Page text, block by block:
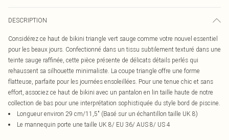
DESCRIPTION
Considérez ce haut de bikini triangle vert sauge comme votre nouvel essentiel
pour les beaux jours. Confectionné dans un tissu subtilement texturé dans une
teinte sauge raffinée, cette pièce présente de délicats détails perlés qui
rehaussent sa silhouette minimaliste. La coupe triangle offre une forme
flatteuse, parfaite pour les journées ensoleillées. Pour une tenue chic et sans
effort, associez ce haut de bikini avec un pantalon en lin taille haute de notre
collection de bas pour une interprétation sophistiquée du style bord de piscine.
Longueur environ 29 cm/11,5" (Basé sur un échantillon taille UK 8)
Le mannequin porte une taille UK 8/ EU 36/ AUS 8/ US 4